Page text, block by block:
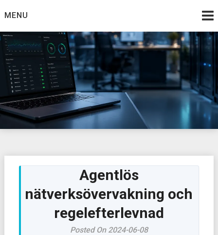
toMENU
Agentlös
nätverksövervakning och
regelefterlevnad
Posted On 2024-06-08